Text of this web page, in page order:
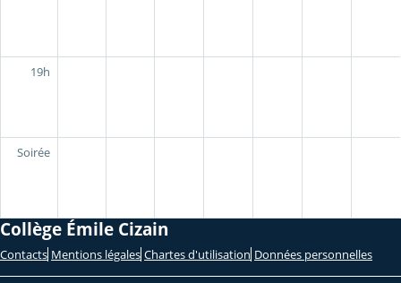
19h
Soirée
Collège Émile Cizain
Contacts Mentions légales Chartes d'utilisation Données personnelles